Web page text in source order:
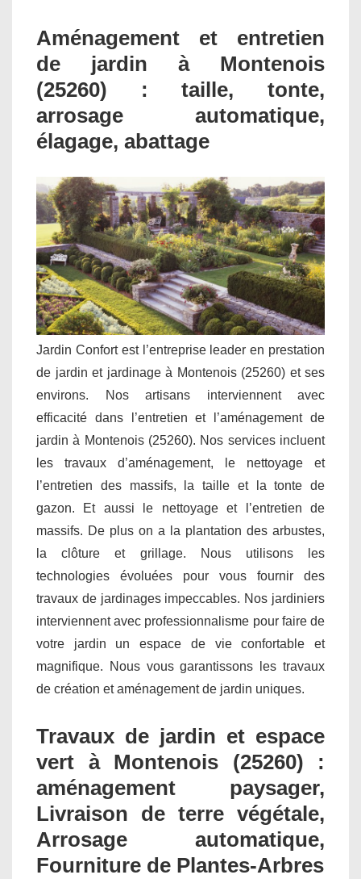
Aménagement et entretien
de jardin à Montenois
(25260) : taille, tonte,
arrosage automatique,
élagage, abattage
Jardin Confort est l’entreprise leader en prestation
de jardin et jardinage à Montenois (25260) et ses
environs. Nos artisans interviennent avec
efficacité dans l’entretien et l’aménagement de
jardin à Montenois (25260). Nos services incluent
les travaux d’aménagement, le nettoyage et
l’entretien des massifs, la taille et la tonte de
gazon. Et aussi le nettoyage et l’entretien de
massifs. De plus on a la plantation des arbustes,
la clôture et grillage. Nous utilisons les
technologies évoluées pour vous fournir des
travaux de jardinages impeccables. Nos jardiniers
interviennent avec professionnalisme pour faire de
votre jardin un espace de vie confortable et
magnifique. Nous vous garantissons les travaux
de création et aménagement de jardin uniques.
Travaux de jardin et espace
vert à Montenois (25260) :
aménagement paysager,
Livraison de terre végétale,
Arrosage automatique,
Fourniture de Plantes-Arbres